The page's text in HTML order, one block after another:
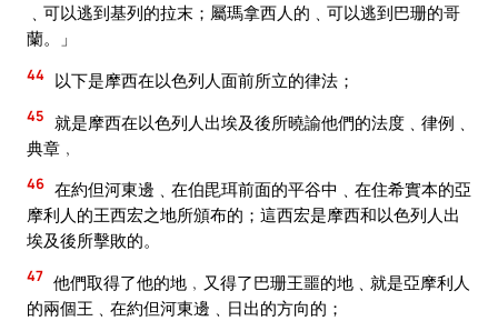
﹑可以逃到基列的拉末；屬瑪拿西人的﹑可以逃到巴珊的哥
蘭。」
44 以下是摩西在以色列人面前所立的律法；
45 就是摩西在以色列人出埃及後所曉諭他們的法度﹑律例﹑
典章﹐
46 在約但河東邊﹑在伯毘珥前面的平谷中﹑在住希實本的亞
摩利人的王西宏之地所頒布的；這西宏是摩西和以色列人出
埃及後所擊敗的。
47 他們取得了他的地﹐又得了巴珊王噩的地﹑就是亞摩利人
的兩個王﹑在約但河東邊﹑日出的方向的；